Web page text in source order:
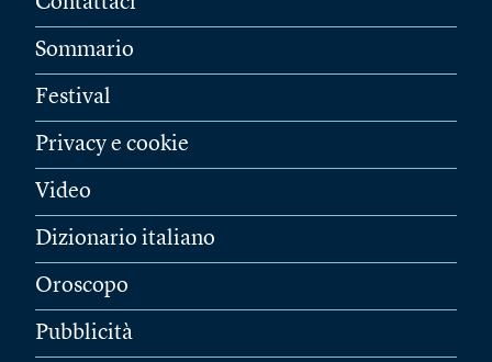
Sommario
Festival
Privacy e cookie
Video
Dizionario italiano
Oroscopo
Pubblicità